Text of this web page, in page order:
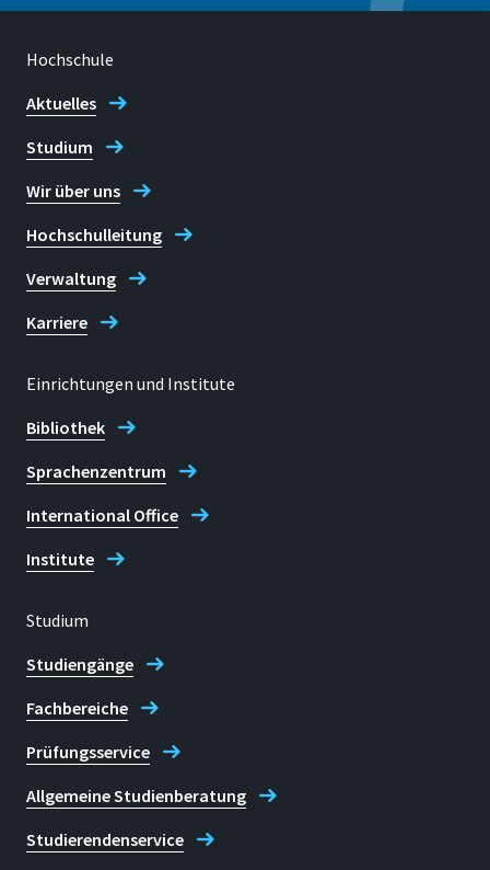
Hochschule
Aktuelles
Studium
Wir über uns
Hochschulleitung
Verwaltung
Karriere
Einrichtungen und Institute
Bibliothek
Sprachenzentrum
International Office
Institute
Studium
Studiengänge
Fachbereiche
Prüfungsservice
Allgemeine Studienberatung
Studierendenservice